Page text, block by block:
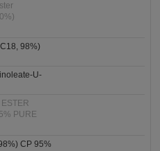
98%)
U-
PURE
CP 95%